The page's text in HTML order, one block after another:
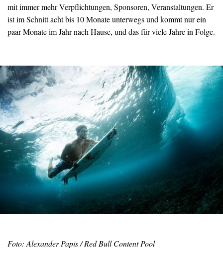
mit immer mehr Verpflichtungen, Sponsoren, Veranstaltungen. Er
ist im Schnitt acht bis 10 Monate unterwegs und kommt nur ein
paar Monate im Jahr nach Hause, und das für viele Jahre in Folge.
Foto: Alexander Papis / Red Bull Content Pool